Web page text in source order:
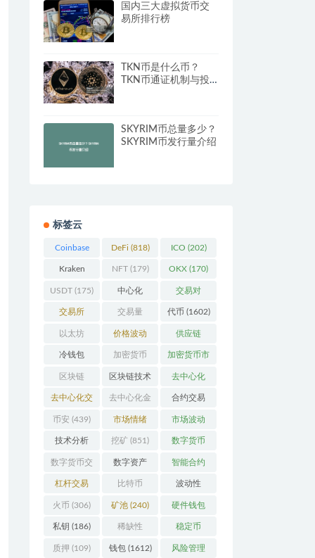
国内三大虚拟货币交
易所排行榜
TKN币是什么币？
TKN币通证机制与投
SKYRIM币总量多少？
SKYRIM币发行量介绍
标签云
Coinbase
(206)
DeFi (818) ICO (202)
Kraken
(104)
NFT(179) OKX (170)
USDT (175) 中心化
(3923)
交易对
(359)
交易所
(2164)
交易量
(246)
代币 (1602)
以太坊
(742)
价格波动
(630)
供应链
(118)
冷钱包
(175)
加密货币
(5442)
加密货币市
场(701)
区块链
(4599)
区块链技术
(527)
去中心化
(4087)
去中心化交
易所 (196)
去中心化金
融(110)
合约交易
(182)
币安 (439) 市场情绪
(337)
市场波动
(279)
技术分析
(148)
挖矿 (851) 数字货币
(8679)
数字货币交
易(150)
数字资产
(286)
智能合约
(532)
杠杆交易
(231)
比特币
(2378)
波动性
(352)
火币 (306) 矿池 (240) 硬件钱包
(170)
私钥 (186) 稀缺性
(193)
稳定币
(112)
质押 (109) 钱包(1612) 风险管理